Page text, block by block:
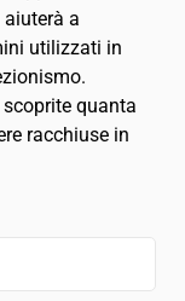
a
utilizzati in
quanta
racchiuse in